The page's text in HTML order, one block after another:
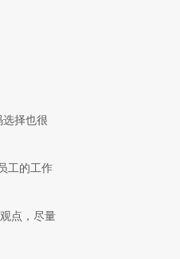
择也很
工的工作
点，尽量